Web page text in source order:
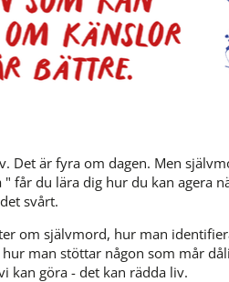
Det är fyra om dagen. Men
får du lära dig hur du kan agera
svårt.
om självmord, hur man
man stöttar någon som mår
kan göra - det kan rädda liv.